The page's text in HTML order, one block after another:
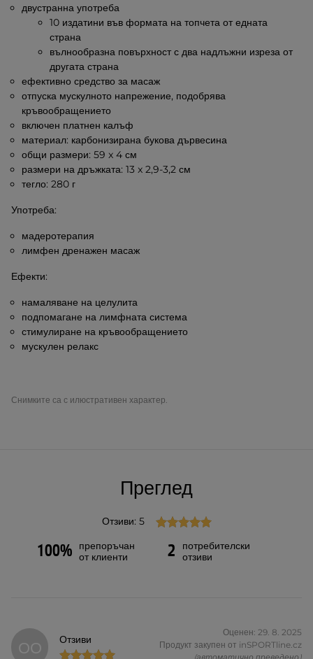
двустранна употреба
10 издатини във формата на топчета от едната
страна
вълнообразна повърхност с два надлъжни изреза от
другата страна
ефективно средство за масаж
отпуска мускулното напрежение, подобрява
кръвообращението
включен платнен калъф
материал: карбонизирана букова дървесина
общи размери: 59 x 4 см
размери на дръжката: 13 x 2,9-3,2 см
тегло: 280 г
Употреба:
мадеротерапия
лимфен дренажен масаж
Ефекти:
намаляване на целулита
подпомагане на лимфната система
стимулиране на кръвообращението
мускулен релакс
Снимките са с илюстративен характер.
Преглед
Отзиви: 5
100%
препоръчан
от клиенти
2
потребителски
отзиви
ОО Отзиви
Оценен: 29. 8. 2025
Продукт закупен от inSPORTline.cz